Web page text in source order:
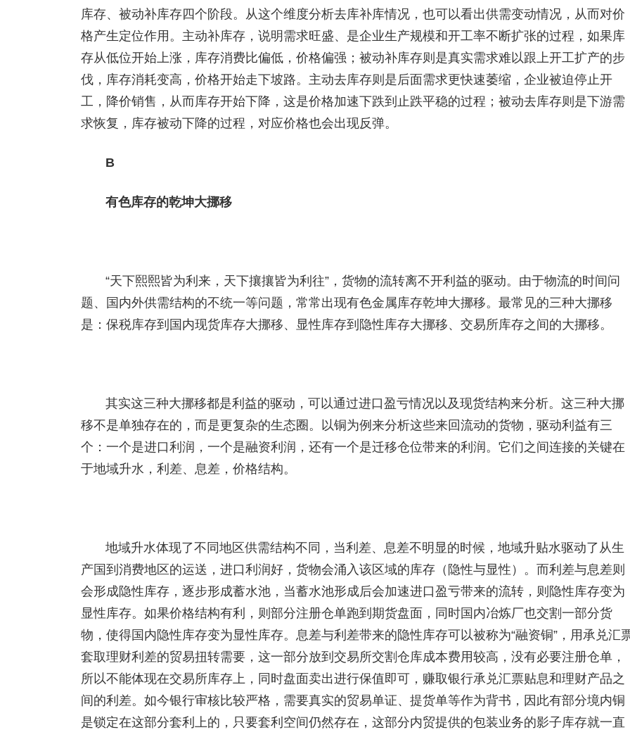
库存、被动补库存四个阶段。从这个维度分析去库补库情况，也可以看出供需变动情况，从而对价
格产生定位作用。主动补库存，说明需求旺盛、是企业生产规模和开工率不断扩张的过程，如果库
存从低位开始上涨，库存消费比偏低，价格偏强；被动补库存则是真实需求难以跟上开工扩产的步
伐，库存消耗变高，价格开始走下坡路。主动去库存则是后面需求更快速萎缩，企业被迫停止开
工，降价销售，从而库存开始下降，这是价格加速下跌到止跌平稳的过程；被动去库存则是下游需
求恢复，库存被动下降的过程，对应价格也会出现反弹。
B
有色库存的乾坤大挪移
“天下熙熙皆为利来，天下攘攘皆为利往”，货物的流转离不开利益的驱动。由于物流的时间问
题、国内外供需结构的不统一等问题，常常出现有色金属库存乾坤大挪移。最常见的三种大挪移
是：保税库存到国内现货库存大挪移、显性库存到隐性库存大挪移、交易所库存之间的大挪移。
其实这三种大挪移都是利益的驱动，可以通过进口盈亏情况以及现货结构来分析。这三种大挪
移不是单独存在的，而是更复杂的生态圈。以铜为例来分析这些来回流动的货物，驱动利益有三
个：一个是进口利润，一个是融资利润，还有一个是迁移仓位带来的利润。它们之间连接的关键在
于地域升水，利差、息差，价格结构。
地域升水体现了不同地区供需结构不同，当利差、息差不明显的时候，地域升贴水驱动了从生
产国到消费地区的运送，进口利润好，货物会涌入该区域的库存（隐性与显性）。而利差与息差则
会形成隐性库存，逐步形成蓄水池，当蓄水池形成后会加速进口盈亏带来的流转，则隐性库存变为
显性库存。如果价格结构有利，则部分注册仓单跑到期货盘面，同时国内冶炼厂也交割一部分货
物，使得国内隐性库存变为显性库存。息差与利差带来的隐性库存可以被称为“融资铜”，用承兑汇
套取理财利差的贸易扭转需要，这一部分放到交易所交割仓库成本费用较高，没有必要注册仓单，
所以不能体现在交易所库存上，同时盘面卖出进行保值即可，赚取银行承兑汇票贴息和理财产品之
间的利差。如今银行审核比较严格，需要真实的贸易单证、提货单等作为背书，因此有部分境内铜
是锁定在这部分套利上的，只要套利空间仍然存在，这部分内贸提供的包装业务的影子库存就一直